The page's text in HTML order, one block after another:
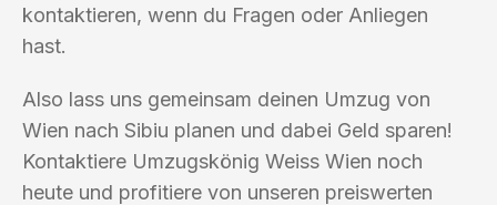
kontaktieren, wenn du Fragen oder Anliegen
hast.
Also lass uns gemeinsam deinen Umzug von
Wien nach Sibiu planen und dabei Geld sparen!
Kontaktiere Umzugskönig Weiss Wien noch
heute und profitiere von unseren preiswerten